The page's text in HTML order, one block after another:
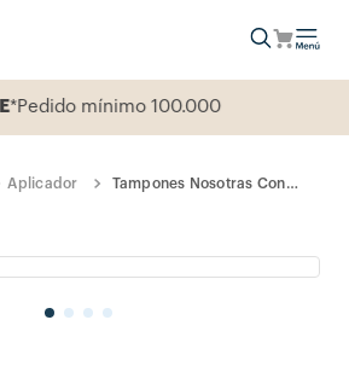
mínimo 100.000
Aplicador
Tampones Nosotras Con